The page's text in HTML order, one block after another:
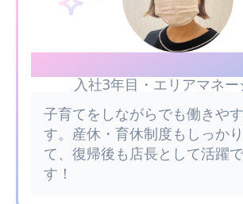
入社3年目・エリアマネ
子育てをしながらでも働きや
す。産休・育休制度もしっか
て、復帰後も店長として活躍
す！